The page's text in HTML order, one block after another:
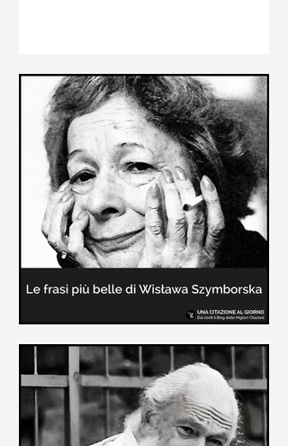
Le frasi più belle delle poesie di
Wisława Szymborska
In questa pagina sono raccolte le
migliori frasi brevi tratte dalle poesie